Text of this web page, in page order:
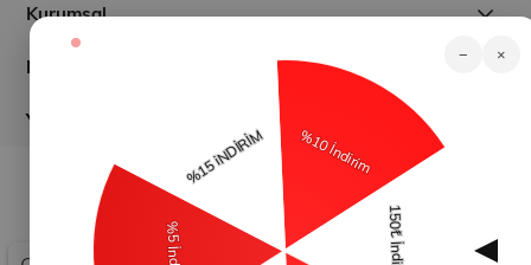
Kurumsal
Müşteri İlişkileri
Yardım
modamihram.com - Tüm Hakları Saklıdır.
− ×